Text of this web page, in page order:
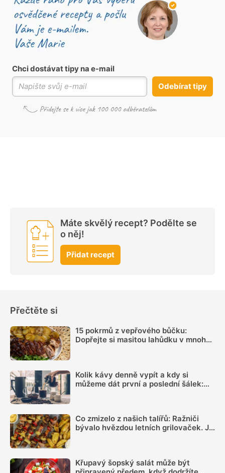
Chci dostávat tipy na e-mail
Odebírat tipy
Máte skvělý recept? Podělte se
o něj!
Přidat recept
Přečtěte si
15 pokrmů z vepřového bůčku:
Dopřejte si masitou lahůdku v mnoha
Kolik kávy denně vypít a kdy si
můžeme dát první a poslední šálek:
Co zmizelo z našich talířů: Ražniči
bývalo hvězdou letních grilovaček. Je
Křupavý šopský salát může být